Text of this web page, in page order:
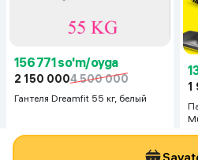
156 771 so'm/oyga
2 150 0004 500 000
Гантеля Dreamfit 55 кг, белый
1